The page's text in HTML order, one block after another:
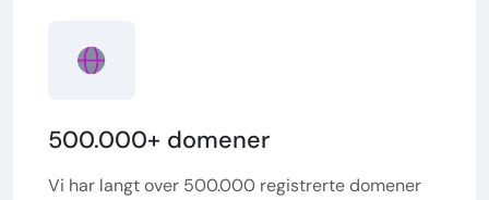
500.000+ domener
Vi har langt over 500.000 registrerte domener